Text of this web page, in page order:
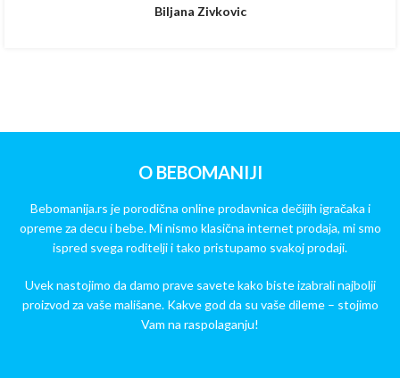
Biljana Zivkovic
O BEBOMANIJI
Bebomanija.rs je porodična online prodavnica dečijih igračaka i
opreme za decu i bebe. Mi nismo klasična internet prodaja, mi smo
ispred svega roditelji i tako pristupamo svakoj prodaji.
Uvek nastojimo da damo prave savete kako biste izabrali najbolji
proizvod za vaše mališane. Kakve god da su vaše dileme – stojimo
Vam na raspolaganju!